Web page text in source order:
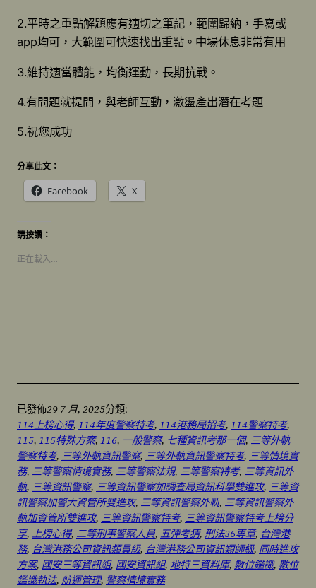
2.平時之重點解題應有適切之筆記，範圍歸納，手寫或
app均可，大範圍可快速找出重點。中場休息非常有用
3.維持適當體能，均衡運動，長期抗戰。
4.有問題就提問，與老師互動，激盪產出潛在考題
5.祝您成功
分享此文：
Facebook X
請按讚：
正在載入…
已發佈29 7 月, 2025分類:
114上榜心得, 114年度警察特考, 114港務局招考, 114警察特考
115, 115特殊方案, 116, 一般警察, 七種資訊考那一個, 三等外軌
警察特考, 三等外軌資訊警察, 三等外軌資訊警察特考, 三等情境實
務, 三等警察情境實務, 三等警察法規, 三等警察特考, 三等資訊外
軌, 三等資訊警察, 三等資訊警察加調查局資訊科學雙進攻, 三等資
訊警察加警大資管所雙進攻, 三等資訊警察外軌, 三等資訊警察外
軌加資管所雙進攻, 三等資訊警察特考, 三等資訊警察特考上榜分
享, 上榜心得, 二等刑事警察人員, 五彈考猜, 刑法36專章, 台灣港
務, 台灣港務公司資訊類員級, 台灣港務公司資訊類師級, 同時進攻
方案, 國安三等資訊組, 國安資訊組, 地特三資料庫, 數位鑑識, 數位
鑑識執法, 航運管理, 警察情境實務